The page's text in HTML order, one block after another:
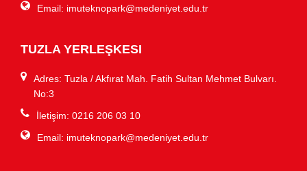
Email: imuteknopark@medeniyet.edu.tr
TUZLA YERLEŞKESI
Adres: Tuzla / Akfırat Mah. Fatih Sultan Mehmet Bulvarı.
No:3
İletişim: 0216 206 03 10
Email: imuteknopark@medeniyet.edu.tr